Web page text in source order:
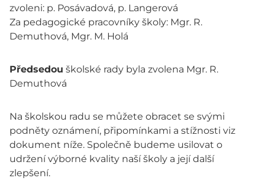
zvoleni: p. Posávadová, p. Langerová
Za pedagogické pracovníky školy: Mgr. R.
Demuthová, Mgr. M. Holá
Předsedou školské rady byla zvolena Mgr. R.
Demuthová
Na školskou radu se můžete obracet se svými
podněty oznámení, připomínkami a stížnosti viz
dokument níže. Společně budeme usilovat o
udržení výborné kvality naší školy a její další
zlepšení.